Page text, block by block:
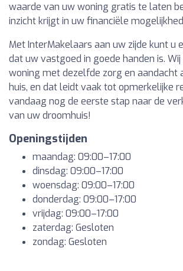
waarde van uw woning gratis te laten
inzicht krijgt in uw financiële
Met InterMakelaars aan uw zijde kunt u
dat uw vastgoed in goede handen is.
woning met dezelfde zorg en aandacht
huis, en dat leidt vaak tot opmerkelijke
vandaag nog de eerste stap naar de
van uw droomhuis!
Openingstijden
maandag: 09:00–17:00
dinsdag: 09:00–17:00
woensdag: 09:00–17:00
donderdag: 09:00–17:00
vrijdag: 09:00–17:00
zaterdag: Gesloten
zondag: Gesloten